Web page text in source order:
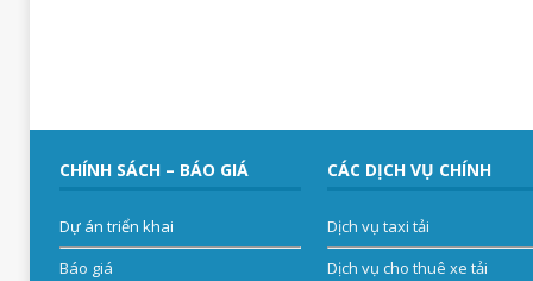
CHÍNH SÁCH – BÁO GIÁ
Dự án triển khai
Báo giá
CÁC DỊCH VỤ CHÍNH
Dịch vụ taxi tải
Dịch vụ cho thuê xe tải